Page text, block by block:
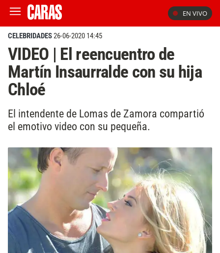
EN VIVO
CELEBRIDADES26-06-2020 14:45
VIDEO | El reencuentro de
Martín Insaurralde con su hija
Chloé
El intendente de Lomas de Zamora compartió
el emotivo video con su pequeña.